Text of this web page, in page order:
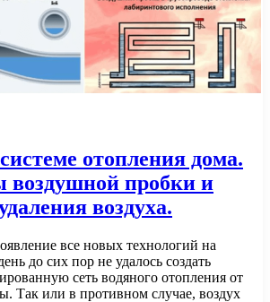
отопления дома.
пробки и
воздуха.
все новых технологий на
до сих пор не удалось создать
сеть водяного отопления от
Так или в противном случае, воздух